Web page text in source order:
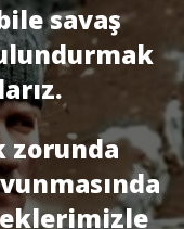
savaş
zorunda